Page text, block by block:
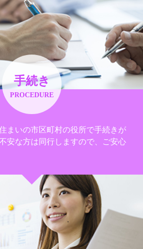
手続き
PROCEDURE
まいの市区町村の役所で手続きが
安な方は同行しますので、ご安心